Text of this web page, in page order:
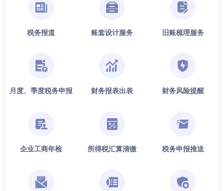
税务报道 账套设计服务 旧账梳理服务
月度、季度税务申报 财务报表出表 财务风险提醒
企业工商年检 所得税汇算清缴 税务申报推送